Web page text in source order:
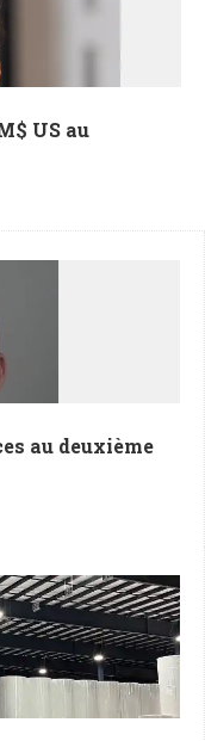
US au
au deuxième